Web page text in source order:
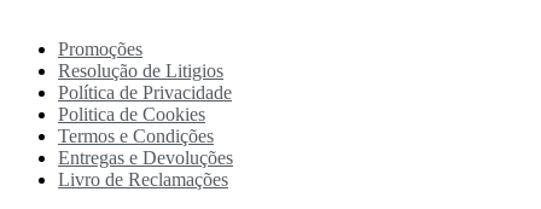
Promoções
Resolução de Litigios
Política de Privacidade
Politica de Cookies
Termos e Condições
Entregas e Devoluções
Livro de Reclamações